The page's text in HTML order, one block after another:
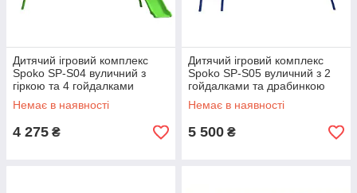
Дитячий ігровий комплекс
Spoko SP-S04 вуличний з
гіркою та 4 гойдалками
синьо-зелений 42401002
Немає в наявності
4 275 ₴
Дитячий ігровий комплекс
Spoko SP-S05 вуличний з 2
гойдалками та драбинкою
різнокольоровий 42401003
Немає в наявності
5 500 ₴